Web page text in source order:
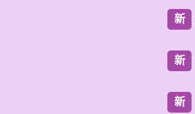
新
新
新